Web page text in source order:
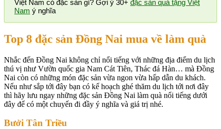
Việt Nam có đặc sản gì? Gợi ý 30+ đặc sản quà tặng Việt
Nam ý nghĩa
Top 8 đặc sản Đồng Nai mua về làm quà
Nhắc đến Đồng Nai không chỉ nổi tiếng với những địa điểm du lịch
thú vị như Vườn quốc gia Nam Cát Tiên, Thác đá Hàn… mà Đồng
Nai còn có những món đặc sản vừa ngon vừa hấp dẫn du khách.
Nếu như sắp tới đây bạn có kế hoạch ghé thăm du lịch tới nơi đây
thì hãy lưu ngay những đặc sản Đồng Nai làm quà nổi tiếng dưới
đây để có một chuyến đi đầy ý nghĩa và giá trị nhé.
Bưởi Tân Triều